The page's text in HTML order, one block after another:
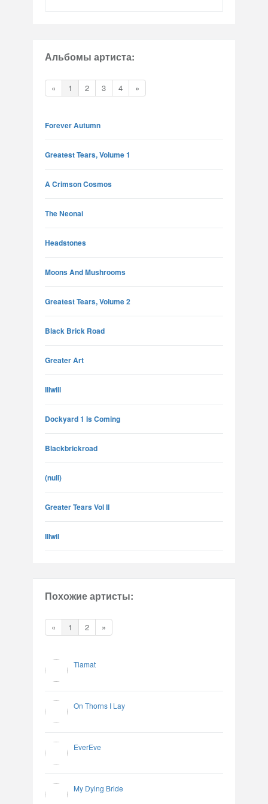
Альбомы артиста:
« 1 2 3 4 »
Forever Autumn
Greatest Tears, Volume 1
A Crimson Cosmos
The Neonai
Headstones
Moons And Mushrooms
Greatest Tears, Volume 2
Black Brick Road
Greater Art
Illwill
Dockyard 1 Is Coming
Blackbrickroad
(null)
Greater Tears Vol II
Illwil
Похожие артисты:
« 1 2 »
Tiamat
On Thorns I Lay
EverEve
My Dying Bride